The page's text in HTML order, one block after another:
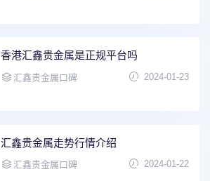
香港汇鑫贵金属是正规平台吗
汇鑫贵金属口碑 2024-01-23
汇鑫贵金属走势行情介绍
汇鑫贵金属口碑 2024-01-22